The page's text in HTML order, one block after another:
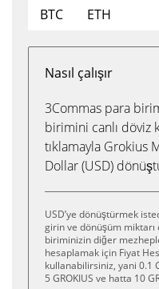
BTC
ETH
Nasıl çalışır
3Commas para
birimini canlı döviz
tıklamayla Grokius
Dollar (USD)
USD’ye dönüştürmek
girin ve dönüşüm
biriminizin diğer
hesaplamak için Fiyat
kullanabilirsiniz, yani 0.1
5 GROKIUS ve hatta 10